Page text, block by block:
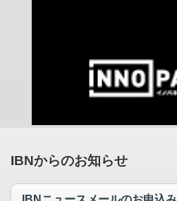
IBNからのお知らせ